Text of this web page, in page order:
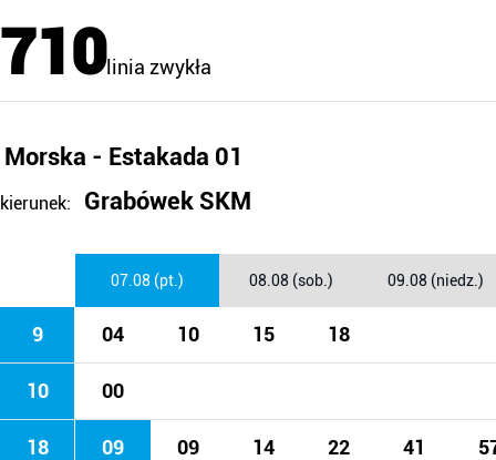
710linia zwykła
Morska - Estakada 01
kierunek: Grabówek SKM
07.08 (pt.) 08.08 (sob.) 09.08 (niedz.)
9 04 10 15 18
10 00
18 09 09 14 22 41